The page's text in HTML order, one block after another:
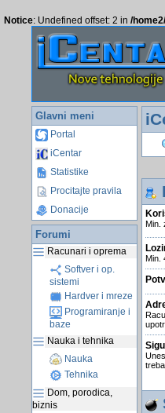
Notice: Undefined offset: 2 in /
Glavni meni
Portal
iCentar
Statistike
Procitajte pravila
Donacije
Forumi
Racunari i oprema
Softver i op.
sistemi
Hardver i mreze
Programiranje i
baze
Nauka i tehnika
Nauka
Tehnika
Dom, porodica,
biznis
Min.
Min.